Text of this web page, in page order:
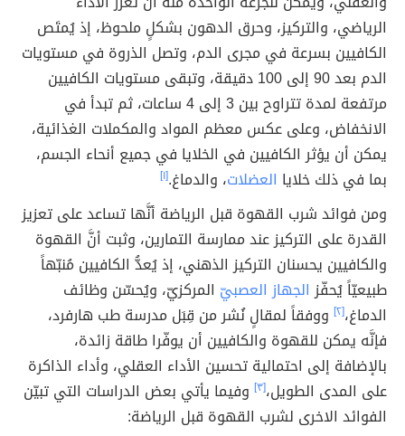
الرياضي، والتركيز، وحرق الدهون بشكلٍ ملحوظ، إذ يُمتَص
الكافيين بسرعة في مجرى الدم، وتصل الذروة في مستويات
الدم بعد 90 إلى 100 دقيقة، وتبقى مستويات الكافيين
مرتفعة لمدة تتراوح بين 3 إلى 4 ساعات، ثم تبدأ في
الانخفاض، وعلى عكس معظم المواد والمكملات الغذائية،
يمكن أن يؤثر الكافيين في الخلايا في جميع أنحاء الجسم،
بما في ذلك خلايا العضلات، والدماغ.[١]
ومن فوائد شرب القهوة قبل الرياضة أنَّها تساعد على تعزيز
القدرة على التركيز عند ممارسة التمارين، وثبت أنَّ القهوة
والكافيين يحسنان التركيز الذهني، إذ يُعدُّ الكافيين مُنبّهاً
طبيعيّاً يُحفّزالجهاز العصبيّ المركزيّ، ويُحسّن وظائف
الدماغ،[٢]
ووفقاً لمقالٍ نُشر من قِبَل مدرسة طب هارفرد،
فإنَّه يمكن للقهوة والكافيين أن يوفّرا طاقة زائدة،
بالإضافة إلى احتمالية تحسين الأداء العقلي، وأداء الذاكرة
على المدى الطويل،[٣]
وفيما يأتي بعض الدراسات التي تبيّن
الفوائد الاخرى لشرب القهوة قبل الرياضة: